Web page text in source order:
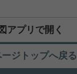
アプリで開く
ージトップへ戻る